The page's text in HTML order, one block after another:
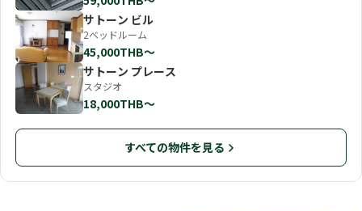
サトーン ビル
2ベッドルーム
45,000THB〜
サトーン プレース
スタジオ
18,000THB〜
すべての物件を見る